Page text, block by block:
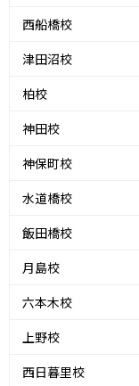
西船橋校
津田沼校
柏校
神田校
神保町校
水道橋校
飯田橋校
月島校
六本木校
上野校
西日暮里校